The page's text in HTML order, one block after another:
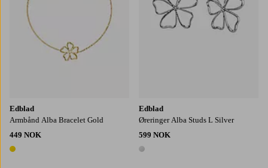
Edblad
Armbånd Alba Bracelet Gold
449 NOK
1 farge
Edblad
Øreringer Alba Studs L Silver
599 NOK
1 farge